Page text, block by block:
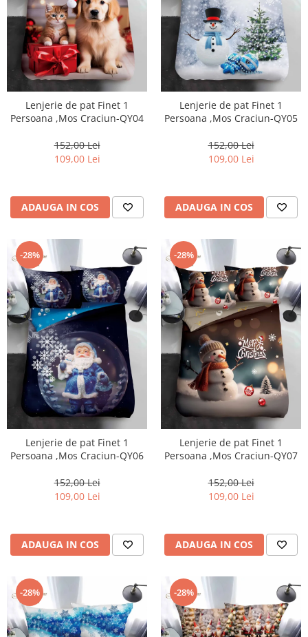
Lenjerie de pat Finet 1
Persoana ,Mos Craciun-QY04
152,00 Lei
109,00 Lei
ADAUGA IN COS
Lenjerie de pat Finet 1
Persoana ,Mos Craciun-QY05
152,00 Lei
109,00 Lei
ADAUGA IN COS
-28%
Lenjerie de pat Finet 1
Persoana ,Mos Craciun-QY06
152,00 Lei
109,00 Lei
ADAUGA IN COS
-28%
Lenjerie de pat Finet 1
Persoana ,Mos Craciun-QY07
152,00 Lei
109,00 Lei
ADAUGA IN COS
-28% -28%